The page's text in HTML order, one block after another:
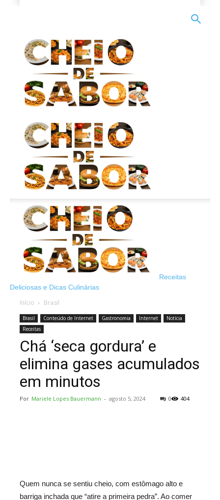
Receitas
Deliciosas e Dicas Culinárias
Início Brasil
Brasil Conteúdo de Internet Gastronomia Internet
Notícia
Receitas
Chá ‘seca gordura’ e
elimina gases acumulados
em minutos
Por Mariele Lopes Bauermann - agosto 5, 2024 404
0
Quem nunca se sentiu cheio, com estômago alto e
barriga inchada que “atire a primeira pedra”. Ao comer